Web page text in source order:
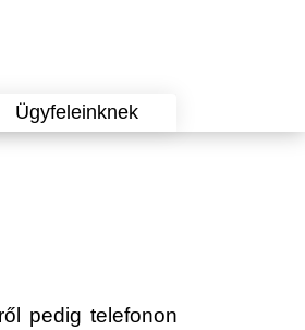
Ügyfeleinknek
pedig telefonon